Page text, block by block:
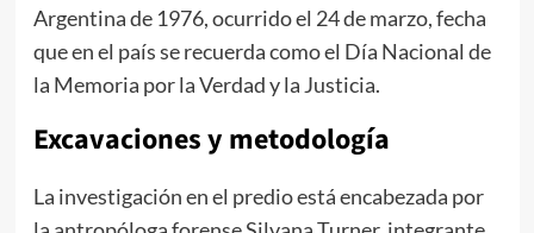
Argentina de 1976, ocurrido el 24 de marzo, fecha
que en el país se recuerda como el Día Nacional de
la Memoria por la Verdad y la Justicia.
Excavaciones y metodología
La investigación en el predio está encabezada por